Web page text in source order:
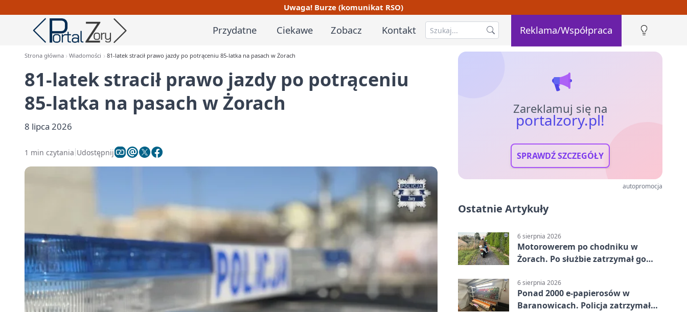
Uwaga! Burze (komunikat RSO)
Przydatne Ciekawe Zobacz Kontakt Reklama/Współpraca
Strona główna Wiadomości 81-latek stracił prawo jazdy po potrąceniu 85-latka na pasach w Żorach
81-latek stracił prawo jazdy po potrąceniu
85-latka na pasach w Żorach
8 lipca 2026
1 min czytania Udostępnij
Zareklamuj się na
portalzory.pl!
SPRAWDŹ SZCZEGÓŁY
autopromocja
Ostatnie Artykuły
6 sierpnia 2026
Motorowerem po chodniku w
Żorach. Po służbie zatrzymał go
6 sierpnia 2026
Ponad 2000 e-papierosów w
Baranowicach. Policja zatrzymała